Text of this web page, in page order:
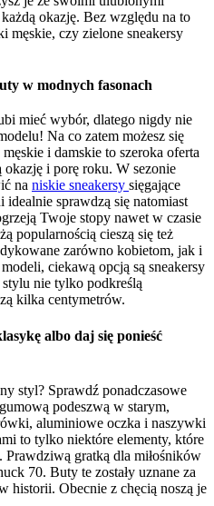
okazję. Bez względu na to
męskie, czy zielone sneakersy
w modnych fasonach
mieć wybór, dlatego nigdy nie
Na co zatem możesz się
i damskie to szeroka oferta
i porę roku. W sezonie
na niskie sneakersy sięgające
idealnie sprawdzą się natomiast
Twoje stopy nawet w czasie
popularnością cieszą się też
zarówno kobietom, jak i
ciekawą opcją są sneakersy
nie tylko podkreślą
kilka centymetrów.
albo daj się ponieść
styl? Sprawdź ponadczasowe
podeszwą w starym,
aluminiowe oczka i naszywki
to tylko niektóre elementy, które
gratką dla miłośników
70. Buty te zostały uznane za
historii. Obecnie z chęcią noszą je